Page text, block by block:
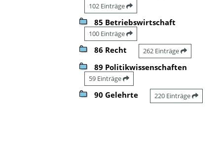
102 Einträge
85 Betriebswirtschaft
100 Einträge
86 Recht 262 Einträge
89 Politikwissenschaften
59 Einträge
90 Gelehrte 220 Einträge